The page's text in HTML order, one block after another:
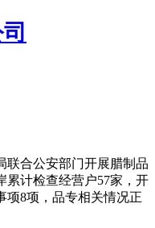
联合公安部门开展腊制品
累计检查经营户57家，开
项8项，品专相关情况正